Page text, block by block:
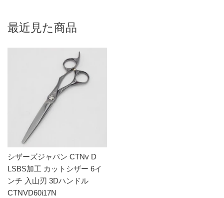
最近見た商品
シザーズジャパン CTNv D
LSBS加工 カットシザー 6イ
ンチ 入山刃 3Dハンドル
CTNVD60i17N